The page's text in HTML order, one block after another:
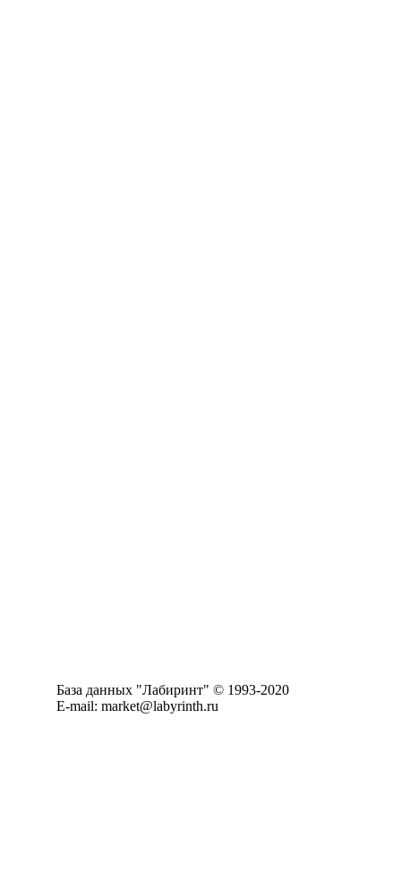
База данных "Лабиринт" © 1993-2020
E-mail: market@labyrinth.ru